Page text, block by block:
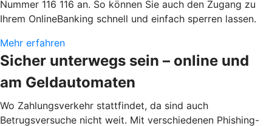
Nummer 116 116 an. So können Sie auch den Zugang zu
Ihrem OnlineBanking schnell und einfach sperren lassen.
Mehr erfahren
Sicher unterwegs sein – online und
am Geldautomaten
Wo Zahlungsverkehr stattfindet, da sind auch
Betrugsversuche nicht weit. Mit verschiedenen Phishing-